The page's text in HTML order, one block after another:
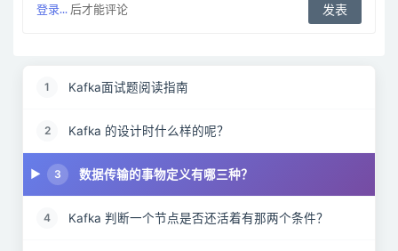
登录... 后才能评论
1 Kafka面试题阅读指南
2 Kafka 的设计时什么样的呢？
3 数据传输的事物定义有哪三种？
4 Kafka 判断一个节点是否还活着有那两个条件？